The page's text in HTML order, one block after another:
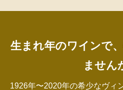
生まれ年のワインで
ません
1926年〜2020年の希少なヴィ